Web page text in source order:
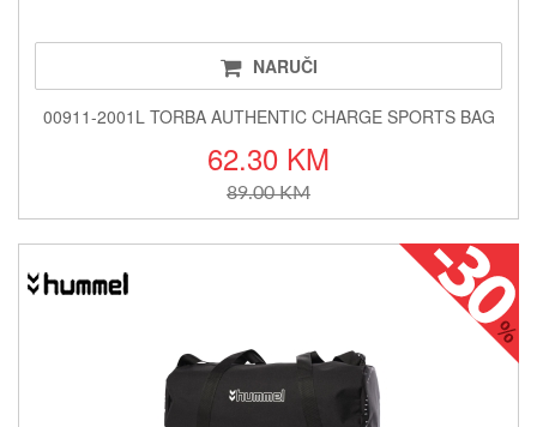
NARUČI
00911-2001L TORBA AUTHENTIC CHARGE SPORTS BAG
62.30 KM
89.00 KM